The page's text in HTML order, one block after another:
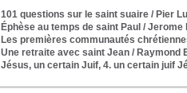
101 questions sur le saint suaire/ Pier
Éphèse au temps de saint Paul / Jerome
Les premières communautés
Une retraite avec saint Jean/ Raymond
Jésus, un certain Juif, 4. un certain juif